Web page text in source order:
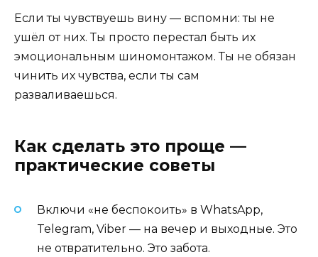
Если ты чувствуешь вину — вспомни: ты не
ушёл от них. Ты просто перестал быть их
эмоциональным шиномонтажом. Ты не обязан
чинить их чувства, если ты сам
разваливаешься.
Как сделать это проще —
практические советы
Включи «не беспокоить» в WhatsApp,
Telegram, Viber — на вечер и выходные. Это
не отвратительно. Это забота.